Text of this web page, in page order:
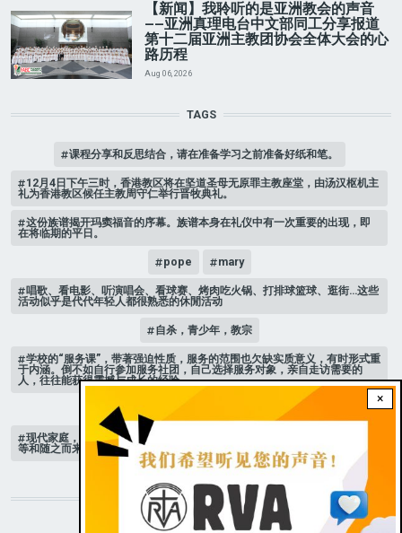
×
【新闻】我聆听的是亚洲教会的声音
——亚洲真理电台中文部同工分享报道
第十二届亚洲主教团协会全体大会的心
路历程
Aug 06, 2026
TAGS
课程分享和反思结合，请在准备学习之前准备好纸和笔。
12月4日下午三时，香港教区将在坚道圣母无原罪主教座堂，由汤汉枢机主
礼为香港教区候任主教周守仁举行晋牧典礼。
这份族谱揭开玛窦福音的序幕。族谱本身在礼仪中有一次重要的出现，即
在将临期的平日。
pope mary
唱歌、看电影、听演唱会、看球赛、烤肉吃火锅、打排球篮球、逛街…这些
活动似乎是代代年轻人都很熟悉的休閒活动
自杀，青少年，教宗
学校的“服务课”，带著强迫性质，服务的范围也欠缺实质意义，有时形式重
于内涵。倒不如自行参加服务社团，自己选择服务对象，亲自走访需要的
人，往往能获得震撼与成长的经验。
现代家庭，子女或许都是宝贝，不公平的待遇显得比较少，但隐性的不平
等和随之而来的身心压力却仍旧挥之不去。
STAY CONNECTED WITH US!